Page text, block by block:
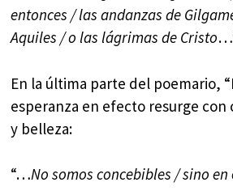
entonces / las andanzas de
Aquiles / o las lágrimas de Cristo
En la última parte del poemario,
esperanza en efecto resurge
y belleza:
“…No somos concebibles / sino